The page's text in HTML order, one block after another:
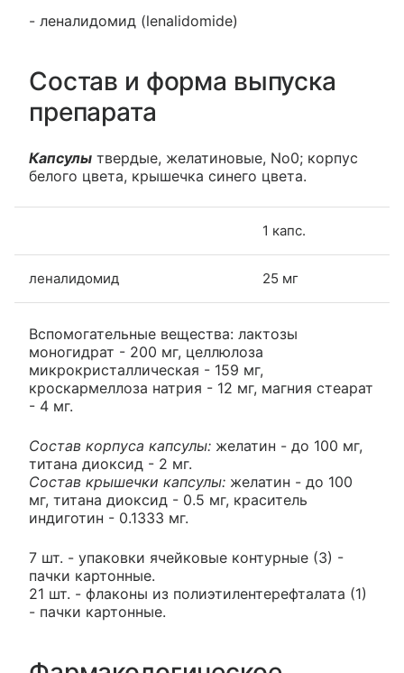
- леналидомид (lenalidomide)
Состав и форма выпуска
препарата
Капсулы твердые, желатиновые, No0; корпус
белого цвета, крышечка синего цвета.
1 капс.
леналидомид 25 мг
Вспомогательные вещества: лактозы
моногидрат - 200 мг, целлюлоза
микрокристаллическая - 159 мг,
кроскармеллоза натрия - 12 мг, магния стеарат
- 4 мг.
Состав корпуса капсулы: желатин - до 100 мг,
титана диоксид - 2 мг.
Состав крышечки капсулы: желатин - до 100
мг, титана диоксид - 0.5 мг, краситель
индиготин - 0.1333 мг.
7 шт. - упаковки ячейковые контурные (3) -
пачки картонные.
21 шт. - флаконы из полиэтилентерефталата (1)
- пачки картонные.